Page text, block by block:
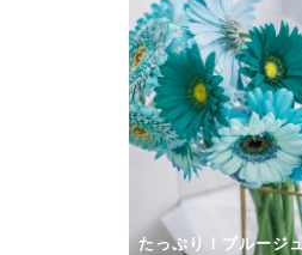
たっぷり！ブルージ